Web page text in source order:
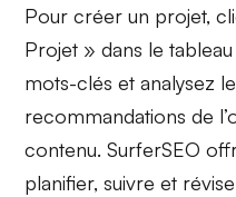
Pour créer un projet,
Projet » dans le
mots-clés et analysez
recommandations de
contenu. SurferSEO
planifier, suivre et